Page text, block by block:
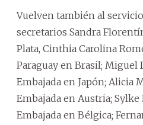
Vuelven también al
secretarios Sandra
Plata, Cinthia Carolina
Paraguay en Brasil; Miguel
Embajada en Japón; Alicia
Embajada en Austria; Sylke
Embajada en Bélgica;